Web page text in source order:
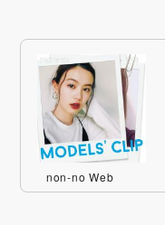
non-no Web